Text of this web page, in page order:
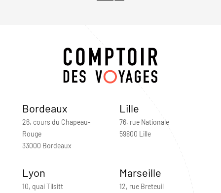
Bordeaux
26, cours du Chapeau-
Rouge
33000 Bordeaux
Lille
76, rue Nationale
59800 Lille
Lyon
10, quai Tilsitt
Marseille
12, rue Breteuil